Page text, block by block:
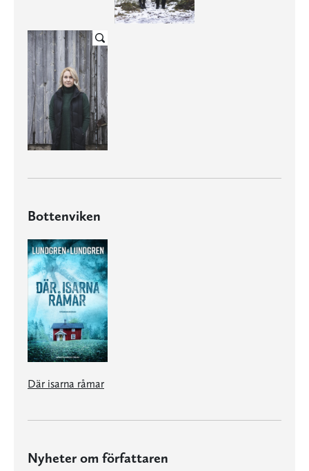
Bottenviken
Där isarna råmar
Nyheter om författaren